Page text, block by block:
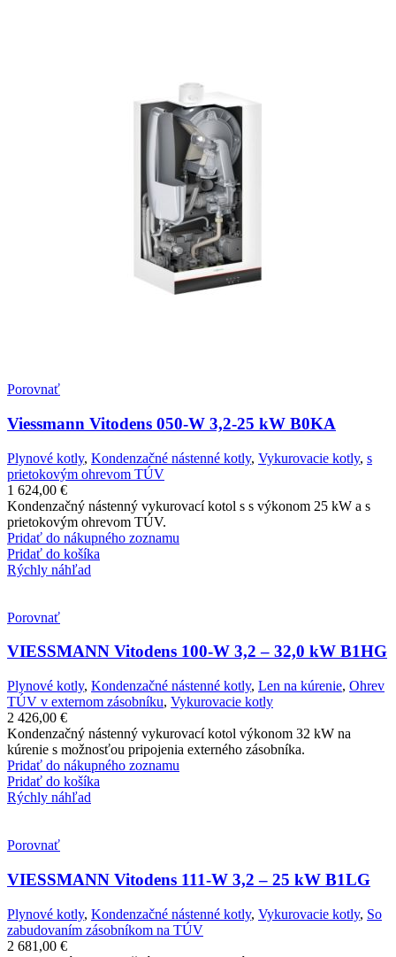
Porovnať
Viessmann Vitodens 050-W 3,2-25 kW B0KA
Plynové kotly, Kondenzačné nástenné kotly, Vykurovacie kotly, s
prietokovým ohrevom TÚV
1 624,00 €
Kondenzačný nástenný vykurovací kotol s s výkonom 25 kW a s
prietokovým ohrevom TÚV.
Pridať do nákupného zoznamu
Pridať do košíka
Rýchly náhľad
Porovnať
VIESSMANN Vitodens 100-W 3,2 – 32,0 kW B1HG
Plynové kotly, Kondenzačné nástenné kotly, Len na kúrenie, Ohrev
TÚV v externom zásobníku, Vykurovacie kotly
2 426,00 €
Kondenzačný nástenný vykurovací kotol výkonom 32 kW na
kúrenie s možnosťou pripojenia externého zásobníka.
Pridať do nákupného zoznamu
Pridať do košíka
Rýchly náhľad
Porovnať
VIESSMANN Vitodens 111-W 3,2 – 25 kW B1LG
Plynové kotly, Kondenzačné nástenné kotly, Vykurovacie kotly, So
zabudovaním zásobníkom na TÚV
2 681,00 €